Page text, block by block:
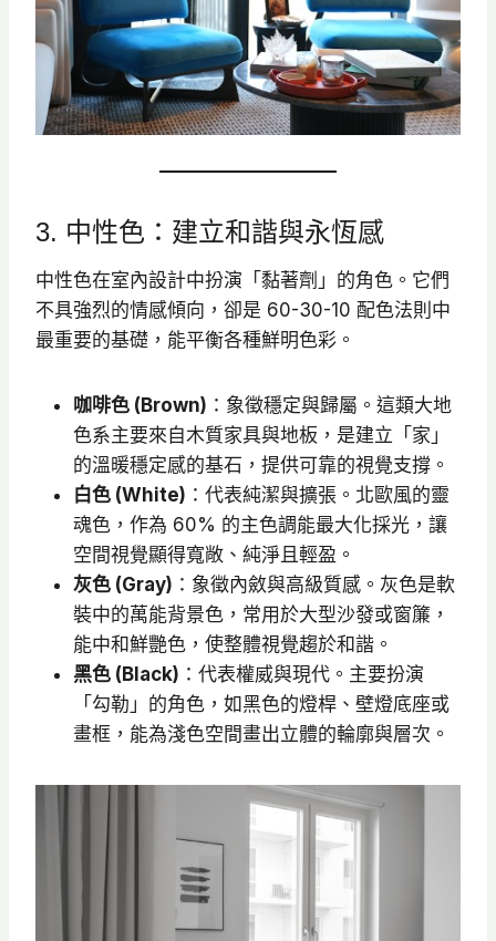
3. 中性色：建立和諧與永恆感
中性色在室內設計中扮演「黏著劑」的角色。它們
不具強烈的情感傾向，卻是 60-30-10 配色法則中
最重要的基礎，能平衡各種鮮明色彩。
咖啡色 (Brown) ：象徵穩定與歸屬。這類大地
色系主要來自木質家具與地板，是建立「家」
的溫暖穩定感的基石，提供可靠的視覺支撐。
白色 (White) ：代表純潔與擴張。北歐風的靈
魂色，作為 60% 的主色調能最大化採光，讓
空間視覺顯得寬敞、純淨且輕盈。
灰色 (Gray) ：象徵內斂與高級質感。灰色是軟
裝中的萬能背景色，常用於大型沙發或窗簾，
能中和鮮艷色，使整體視覺趨於和諧。
黑色 (Black) ：代表權威與現代。主要扮演
「勾勒」的角色，如黑色的燈桿、壁燈底座或
畫框，能為淺色空間畫出立體的輪廓與層次。